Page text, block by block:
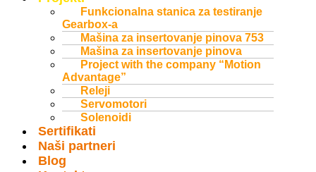
Funkcionalna stanica za testiranje
Gearbox-a
Mašina za insertovanje pinova 753
Mašina za insertovanje pinova
Project with the company “Motion
Advantage”
Releji
Servomotori
Solenoidi
Sertifikati
Naši partneri
Blog